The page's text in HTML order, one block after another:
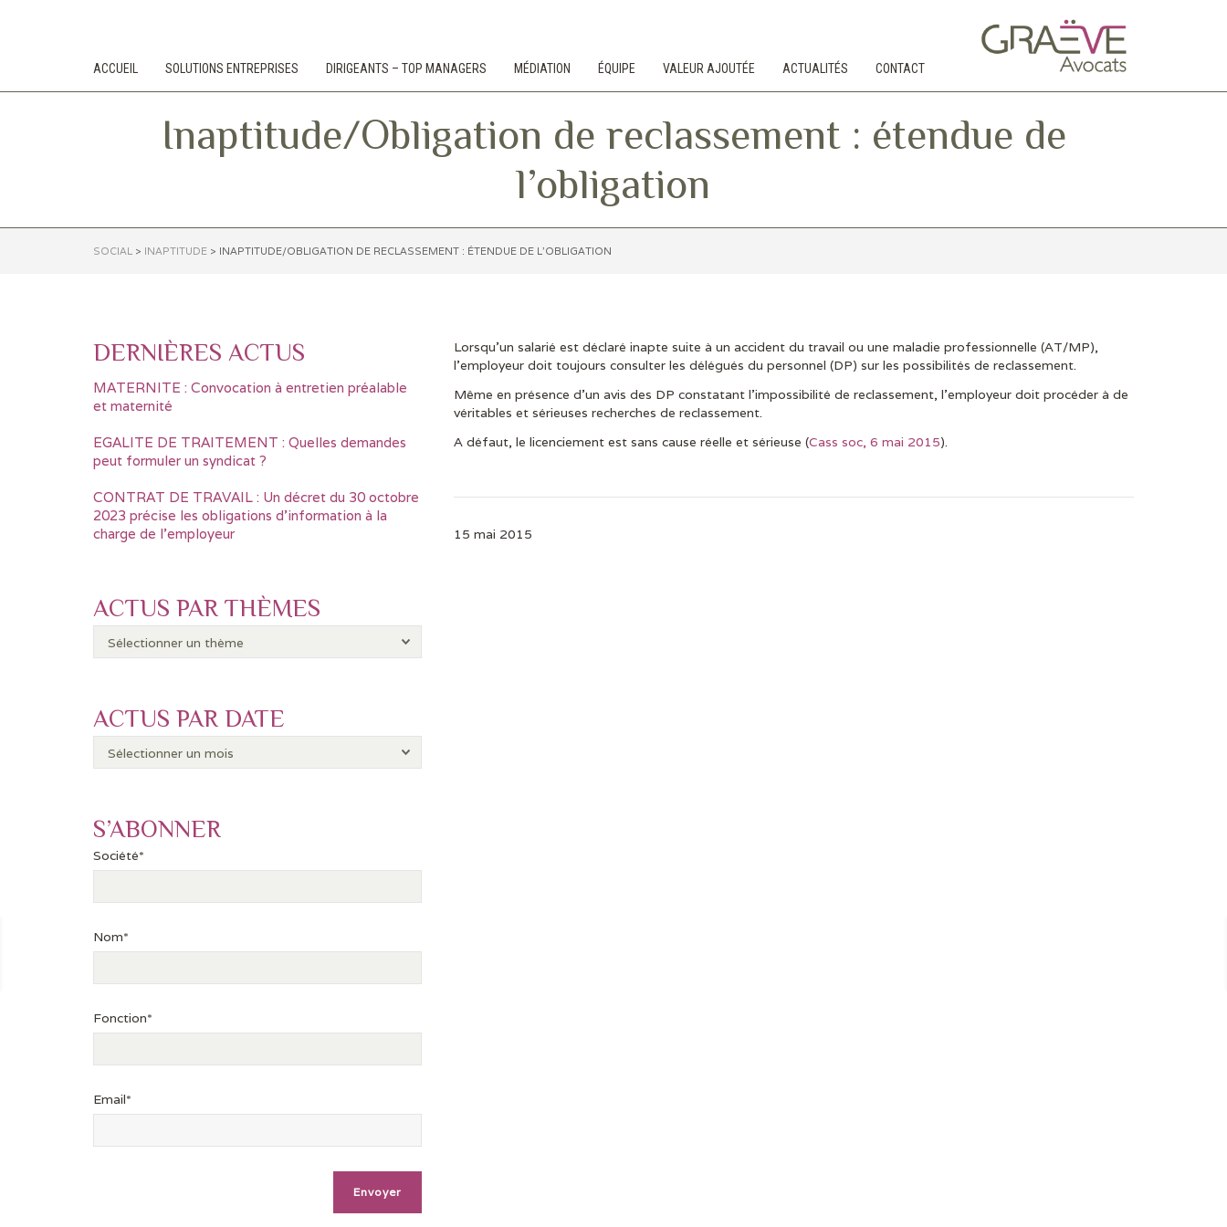
ACCUEIL SOLUTIONS ENTREPRISES DIRIGEANTS – TOP MANAGERS MÉDIATION ÉQUIPE VALEUR AJOUTÉE ACTUALITÉS CONTACT
Inaptitude/Obligation de reclassement : étendue de
l’obligation
SOCIAL > INAPTITUDE > INAPTITUDE/OBLIGATION DE RECLASSEMENT : ÉTENDUE DE L’OBLIGATION
Lorsqu’un salarié est déclaré inapte suite à un accident du travail ou une maladie professionnelle (AT/MP),
l’employeur doit toujours consulter les délégués du personnel (DP) sur les possibilités de reclassement.
Même en présence d’un avis des DP constatant l’impossibilité de reclassement, l’employeur doit procéder à de
véritables et sérieuses recherches de reclassement.
A défaut, le licenciement est sans cause réelle et sérieuse (Cass soc, 6 mai 2015).
15 mai 2015
DERNIÈRES ACTUS
MATERNITE : Convocation à entretien préalable
et maternité
EGALITE DE TRAITEMENT : Quelles demandes
peut formuler un syndicat ?
CONTRAT DE TRAVAIL : Un décret du 30 octobre
2023 précise les obligations d’information à la
charge de l’employeur
ACTUS PAR THÈMES
ACTUS PAR DATE
S’ABONNER
Société*
Nom*
Fonction*
Email*